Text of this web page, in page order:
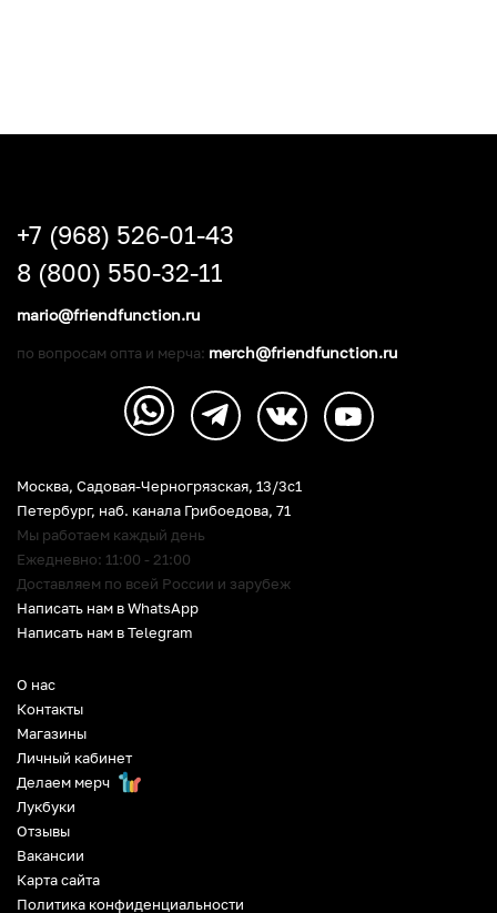
О нас
Контакты
Магазины
Личный кабинет
Делаем мерч
Лукбуки
Отзывы
Вакансии
Карта сайта
Политика конфиденциальности
Москва, Садовая-Черногрязская, 13/3c1
Петербург, наб. канала Грибоедова, 71
Мы работаем каждый день
Ежедневно: 11:00 - 21:00
Доставляем по всей России и зарубеж
Написать нам в WhatsApp
Написать нам в Telegram
+7 (968) 526-01-43
8 (800) 550-32-11
mario@friendfunction.ru
по вопросам опта и мерча: merch@friendfunction.ru